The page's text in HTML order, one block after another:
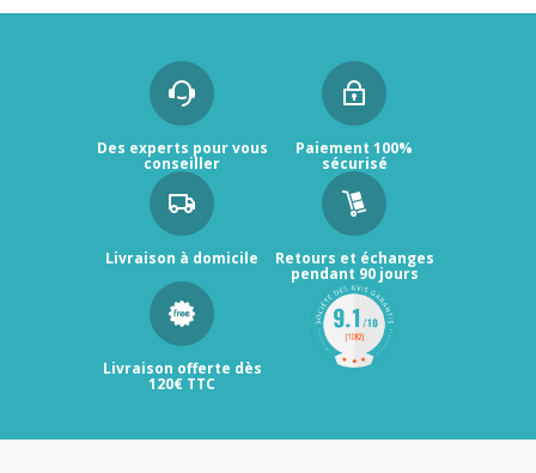
Des experts pour vous
conseiller
Paiement 100%
sécurisé
Livraison à domicile Retours et échanges
pendant 90 jours
Livraison offerte dès
120€ TTC